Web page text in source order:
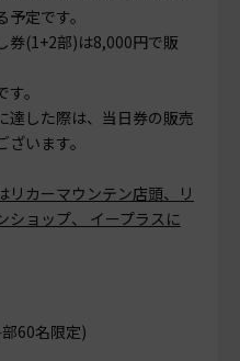
定です。
券(1+2部)は8,000円で販
。
達した際は、当日券の販売
います。
リカーマウンテン店頭、リ
ショップ、 イープラスに
60名限定)